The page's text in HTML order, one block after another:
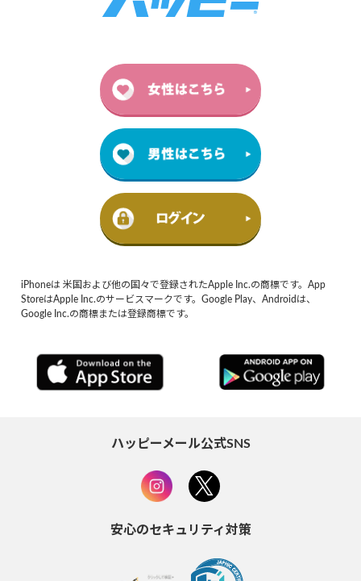
iPhoneは 米国および他の国々で登録されたApple Inc.の商標です。App
StoreはApple Inc.のサービスマークです。Google Play、Androidは、
Google Inc.の商標または登録商標です。
ハッピーメール公式SNS
安心のセキュリティ対策